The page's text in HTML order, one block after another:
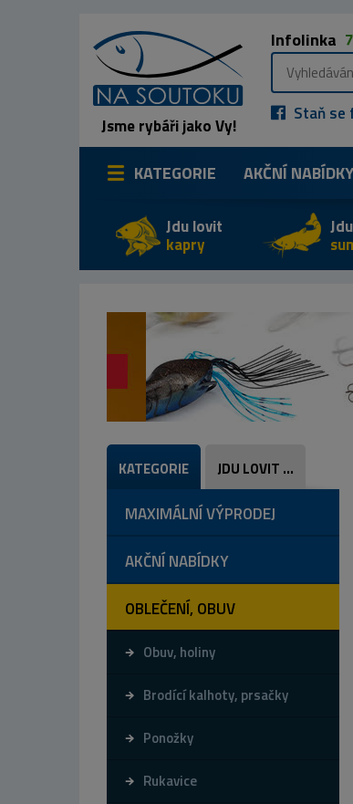
Jsme rybáři jako Vy!
Infolinka
Staň se
KATEGORIE AKČNÍ NABÍDKY
Jdu lovit
kapry
KATEGORIE JDU LOVIT ...
MAXIMÁLNÍ VÝPRODEJ
AKČNÍ NABÍDKY
OBLEČENÍ, OBUV
Obuv, holiny
Brodící kalhoty, prsačky
Ponožky
Rukavice